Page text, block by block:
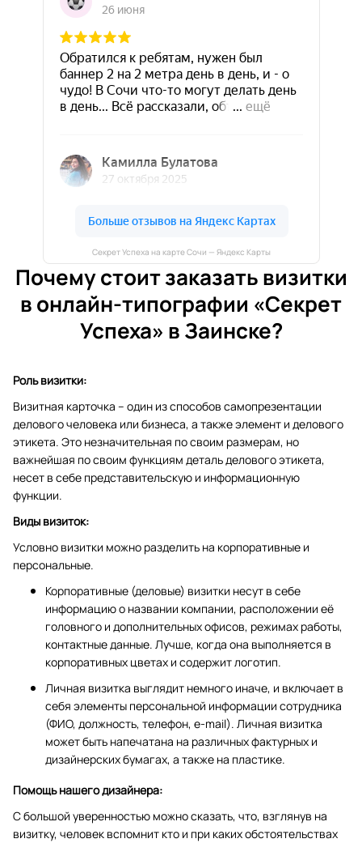
Секрет Успеха на карте Сочи — Яндекс Карты
Почему стоит заказать визитки
в онлайн-типографии «Секрет
Успеха» в Заинске?
Роль визитки:
Визитная карточка – один из способов самопрезентации
делового человека или бизнеса, а также элемент и делового
этикета. Это незначительная по своим размерам, но
важнейшая по своим функциям деталь делового этикета,
несет в себе представительскую и информационную
функции.
Виды визиток:
Условно визитки можно разделить на корпоративные и
персональные.
Корпоративные (деловые) визитки несут в себе
информацию о названии компании, расположении её
головного и дополнительных офисов, режимах работы,
контактные данные. Лучше, когда она выполняется в
корпоративных цветах и содержит логотип.
Личная визитка выглядит немного иначе, и включает в
себя элементы персональной информации сотрудника
(ФИО, должность, телефон, e-mail). Личная визитка
может быть напечатана на различных фактурных и
дизайнерских бумагах, а также на пластике.
Помощь нашего дизайнера:
С большой уверенностью можно сказать, что, взглянув на
визитку, человек вспомнит кто и при каких обстоятельствах